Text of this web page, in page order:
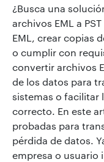
¿Busca una
archivos EML a
EML, crear copias
o cumplir con
convertir archivos
de los datos para
sistemas o facilitar
correcto. En este
probadas para
pérdida de datos.
empresa o